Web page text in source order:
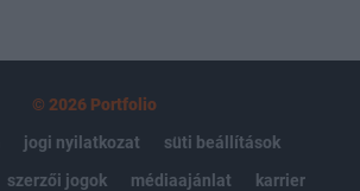
© 2026 Portfolio
jogi nyilatkozat
süti beállítások
szerzői jogok médiaajánlat
karrier